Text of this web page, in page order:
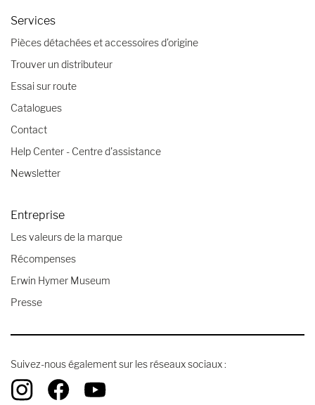
Services
Pièces détachées et accessoires d’origine
Trouver un distributeur
Essai sur route
Catalogues
Contact
Help Center - Centre d'assistance
Newsletter
Entreprise
Les valeurs de la marque
Récompenses
Erwin Hymer Museum
Presse
Suivez-nous également sur les réseaux sociaux :